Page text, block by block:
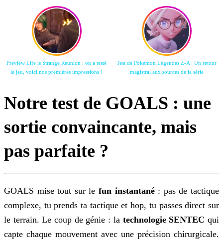
Preview Life is Strange Reunion : on a testé
le jeu, voici nos premières impressions !
Test de Pokémon Légendes Z-A : Un retour
magistral aux sources de la série
Notre test de GOALS : une
sortie convaincante, mais
pas parfaite ?
GOALS mise tout sur le fun instantané: pas de tactique
complexe, tu prends ta tactique et hop, tu passes direct sur
le terrain. Le coup de génie : la technologie SENTEC qui
capte chaque mouvement avec une précision chirurgicale.